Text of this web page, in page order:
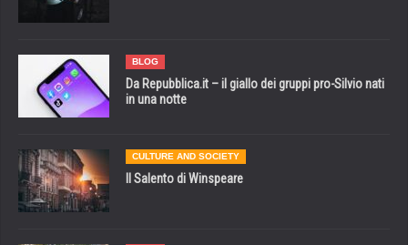
BLOG
Da Repubblica.it – il giallo dei gruppi pro-Silvio nati
in una notte
CULTURE AND SOCIETY
Il Salento di Winspeare